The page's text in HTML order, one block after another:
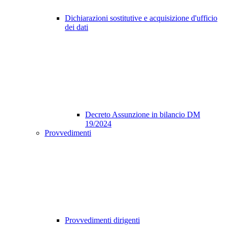
Dichiarazioni sostitutive e acquisizione d'ufficio
dei dati
Decreto Assunzione in bilancio DM
19/2024
Provvedimenti
Provvedimenti dirigenti